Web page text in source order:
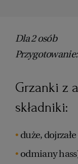
Dla 2 osób
Grzanki z
składniki:
duże,
odmiany